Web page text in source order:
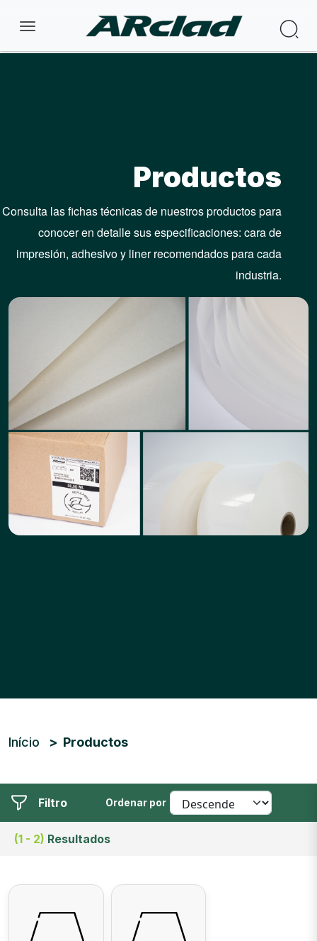
Productos
Consulta las fichas técnicas de nuestros productos para
conocer en detalle sus especificaciones: cara de
impresión, adhesivo y liner recomendados para cada
industria.
Trilha de navegação
Início Productos
Filtro
(1 - 2) Resultados
Ordenar por